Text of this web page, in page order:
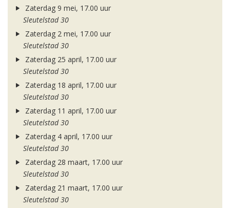
Zaterdag 9 mei, 17.00 uur
Sleutelstad 30
Zaterdag 2 mei, 17.00 uur
Sleutelstad 30
Zaterdag 25 april, 17.00 uur
Sleutelstad 30
Zaterdag 18 april, 17.00 uur
Sleutelstad 30
Zaterdag 11 april, 17.00 uur
Sleutelstad 30
Zaterdag 4 april, 17.00 uur
Sleutelstad 30
Zaterdag 28 maart, 17.00 uur
Sleutelstad 30
Zaterdag 21 maart, 17.00 uur
Sleutelstad 30